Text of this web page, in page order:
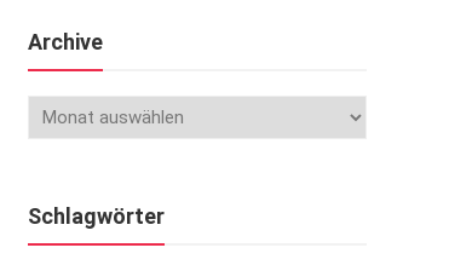
Archive
Schlagwörter